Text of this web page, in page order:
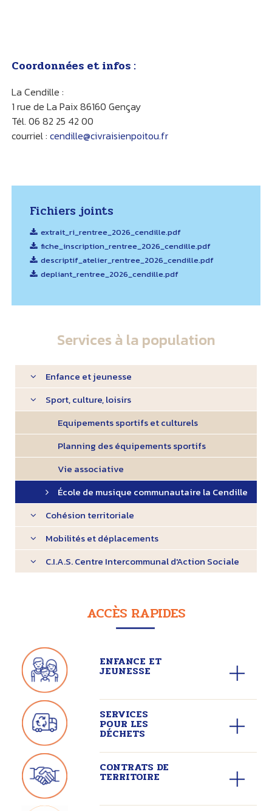
Coordonnées et infos :
La Cendille :
1 rue de La Paix 86160 Gençay
Tél. 06 82 25 42 00
courriel : cendille@civraisienpoitou.fr
Fichiers joints
extrait_ri_rentree_2026_cendille.pdf
fiche_inscription_rentree_2026_cendille.pdf
descriptif_atelier_rentree_2026_cendille.pdf
depliant_rentree_2026_cendille.pdf
Services à la population
Enfance et jeunesse
Sport, culture, loisirs
Equipements sportifs et culturels
Planning des équipements sportifs
Vie associative
École de musique communautaire la Cendille
Cohésion territoriale
Mobilités et déplacements
C.I.A.S. Centre Intercommunal d'Action Sociale
ACCÈS RAPIDES
ENFANCE ET
JEUNESSE
SERVICES
POUR LES
DÉCHETS
CONTRATS DE
TERRITOIRE